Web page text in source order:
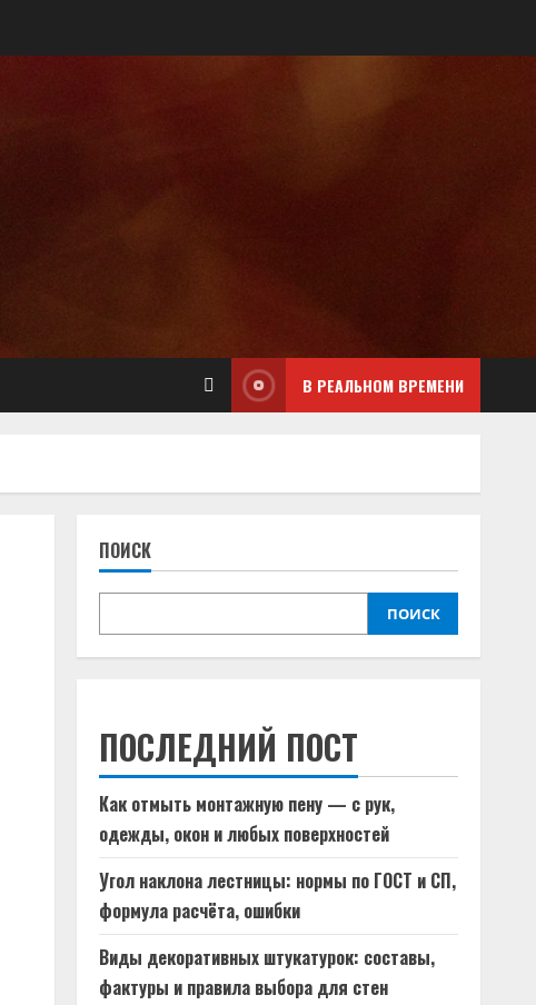
В РЕАЛЬНОМ ВРЕМЕНИ
ПОИСК
ПОИСК
ПОСЛЕДНИЙ ПОСТ
Как отмыть монтажную пену — с рук,
одежды, окон и любых поверхностей
Угол наклона лестницы: нормы по ГОСТ и СП,
формула расчёта, ошибки
Виды декоративных штукатурок: составы,
фактуры и правила выбора для стен